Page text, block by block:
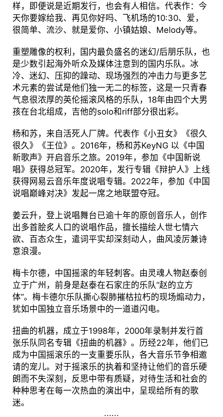
样，即便说是近期发行，也会有人相信。代表作：今
天你要嫁给我、再见你好吗、飞机场的10:30、爱，
很简单、流沙、就是爱你、小镇姑娘、Melody等。
重塑雕像的权利，国内最负盛名的迷幻/后朋乐队，也
是少数引起海外听众及媒体注意到的国内乐队。冰
冷、迷幻、压抑的躁动、现场强烈的冲击力与更多艺
术元素的尝试是他们独一无二的标签，这是一只青春
气息很浓厚的英伦摇滚风格的乐队，18年由四个大男
孩在台北组成，吉他的solo和riff部分很出彩。
杨和苏，来自活死人厂牌。代表作《小丑女》《很久
很久》《王位》。2016年，杨和苏KeyNG 以《中国
新歌声》开启音乐之旅。2019年，参加《中国新说
唱》获得总冠军。2020年，发行专辑《辩护人》上线
获得网易云音乐年度说唱专辑。2022年，参加《中国
说唱巅峰对决》发起一席之地联盟夺冠。
姜云升，登上说唱舞台已逾十年的原创音乐人，创作
出多首脍炙人口的说唱作品，擅长描绘人世七情六
欲、百态众生，遣词平实却深刻动人，曲风凌厉兼诗
意浪漫。
梅卡尔德，中国摇滚的年轻刺客。由灵魂人物赵泰创
立于广州，前身是赵泰在石家庄的乐队“赵的立方
体”。梅卡德尔乐队撕心裂肺摧枯拉朽的现场煽动力，
犹如中国独立音乐场景中的一道道闪电。
扭曲的机器，成立于1998年，2000年录制并发行首
张乐队同名专辑《扭曲的机器》。历经22年，他们已
成为中国摇滚乐的一支重要乐队，各大音乐节争相邀
请的宠儿。对于摇滚乐的执着和坚持让他们的音乐硬
朗而不失深刻，反思中带有质疑，对待生活和社会的
种种思考在每一次热血的演出中，呈现给所有的歌
迷。
......